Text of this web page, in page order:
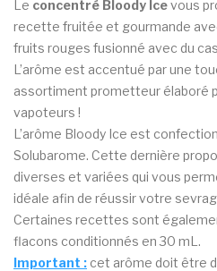
Le concentré Bloody Icevous
recette fruitée et gourmande
fruits rouges fusionné avec du
L’arôme est accentué par une
assortiment prometteur élaboré
vapoteurs !
L’arôme Bloody Ice est
Solubarome. Cette dernière
diverses et variées qui vous
idéale afin de réussir votre
Certaines recettes sont
flacons conditionnés en 30 mL.
Important : cet arôme doit être